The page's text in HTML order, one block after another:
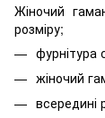
Жіночий
розміру;
фурнітура
жіночий
всередині